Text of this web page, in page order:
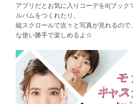
アプリだとお気に入りコーデをit(ブック
ルバムをつくれたり、
縦スクロールで次々と写真が見れるので
な使い勝手で楽しめるよ☆